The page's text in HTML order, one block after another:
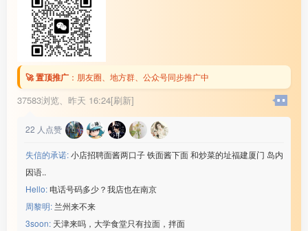
🚀 置顶推广 ： 朋友圈、地方群、公众号同步推广中
37583浏览、 昨天 16:24[刷新]
22 人点赞
失信的承诺:小店招聘面酱两口子 铁面酱下面 和炒菜的址福建厦门 岛内
因语..
Hello: 电话号码多少？我店也在南京
周黎明: 兰州来不来
3soon: 天津来吗，大学食堂只有拉面，拌面